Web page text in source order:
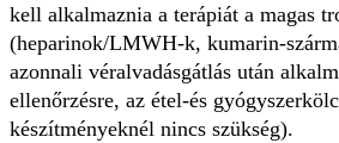
kell alkalmaznia a terápiát a magas
(heparinok/LMWH-k, kumarin-
azonnali véralvadásgátlás után
ellenőrzésre, az étel-és
készítményeknél nincs szükség).